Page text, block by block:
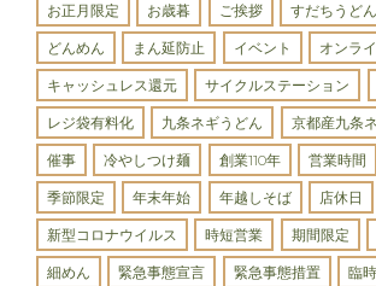
お正月限定 お歳暮 ご挨拶 すだちうどん
どんめん まん延防止 イベント オンラ
キャッシュレス還元 サイクルステーション
レジ袋有料化 九条ネギうどん 京都産九条
催事 冷やしつけ麺 創業110年 営業時間
季節限定 年末年始 年越しそば 店休日
新型コロナウイルス 時短営業 期間限定
細めん 緊急事態宣言 緊急事態措置 臨時